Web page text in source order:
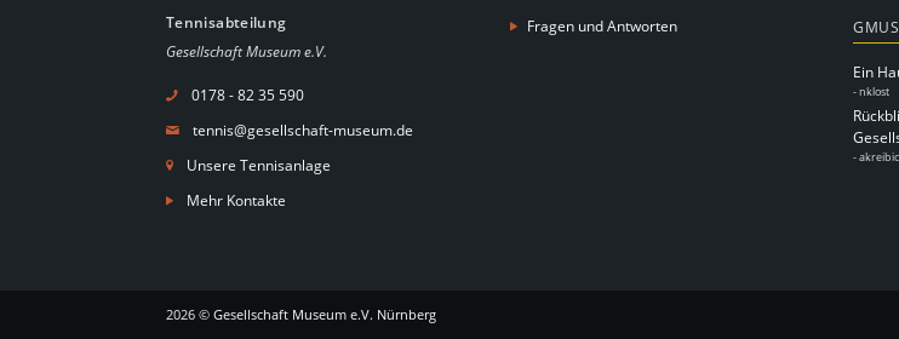
Tennisabteilung
Gesellschaft Museum e.V.
0178 - 82 35 590
tennis@gesellschaft-museum.de
Unsere Tennisanlage
Mehr Kontakte
Fragen und Antworten
Ein
-nklost
-
2026 © Gesellschaft Museum e.V. Nürnberg